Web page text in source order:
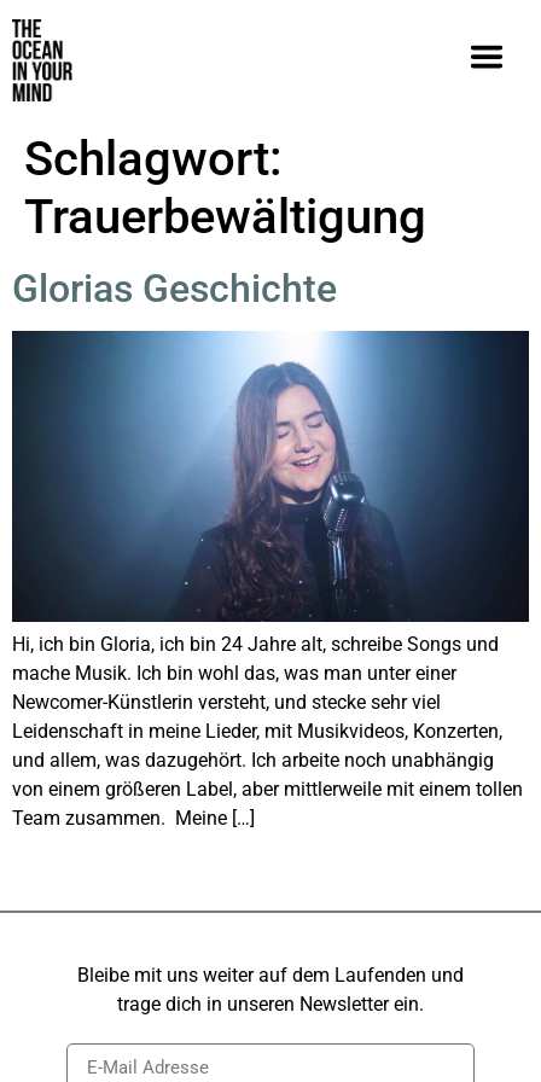
Schlagwort:
Trauerbewältigung
Glorias Geschichte
Hi, ich bin Gloria, ich bin 24 Jahre alt, schreibe Songs und
mache Musik. Ich bin wohl das, was man unter einer
Newcomer-Künstlerin versteht, und stecke sehr viel
Leidenschaft in meine Lieder, mit Musikvideos, Konzerten,
und allem, was dazugehört. Ich arbeite noch unabhängig
von einem größeren Label, aber mittlerweile mit einem tollen
Team zusammen. Meine […]
Bleibe mit uns weiter auf dem Laufenden und
trage dich in unseren Newsletter ein.